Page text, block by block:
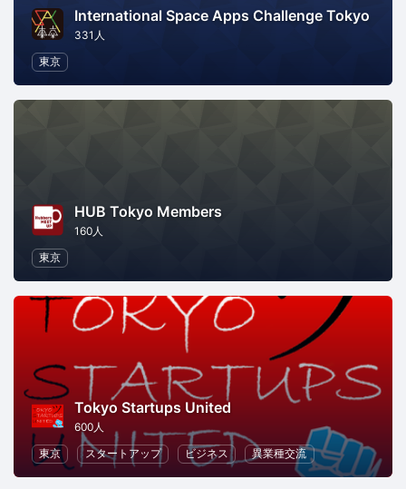
International Space Apps Challenge Tokyo
331人
東京
HUB Tokyo Members
160人
東京
Tokyo Startups United
600人
東京
スタートアップ ビジネス 異業種交流